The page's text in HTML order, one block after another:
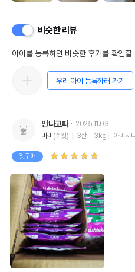
비슷한 리뷰
아이를 등록하면 비슷한 후기를 확인할
우리 아이 등록하러 가기
만나고파
2025.11.03
바비 (수컷) 3살 3kg 아비시
첫구매